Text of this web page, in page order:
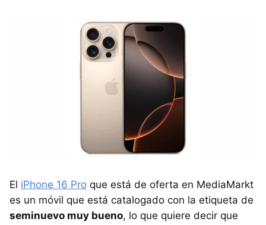
El iPhone 16 Pro que está de oferta en MediaMarkt
es un móvil que está catalogado con la etiqueta de
seminuevo muy bueno, lo que quiere decir que